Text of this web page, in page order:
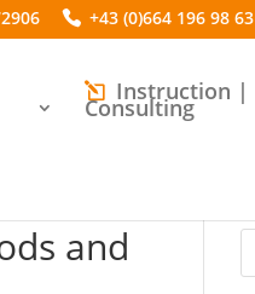
+43 (0)664 196 98 63
Instruction |
Consulting
and